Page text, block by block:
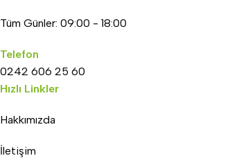
Tüm Günler: 09:00 - 18:00
Telefon
0242 606 25 60
Hızlı Linkler
Hakkımızda
İletişim